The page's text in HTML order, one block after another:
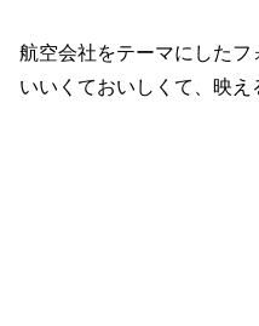
航空会社をテーマにした
いいくておいしくて、映